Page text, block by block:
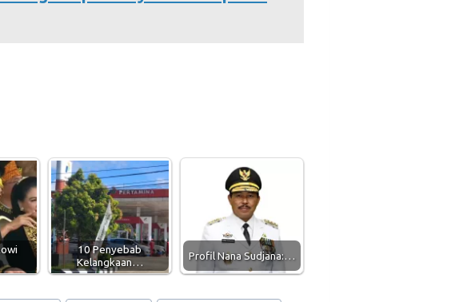
10 Penyebab
Kelangkaan…
Profil Nana Sudjana:…